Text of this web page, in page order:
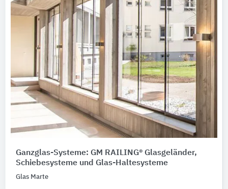
Ganzglas-Systeme: GM RAILING® Glasgeländer,
Schiebesysteme und Glas-Haltesysteme
Glas Marte